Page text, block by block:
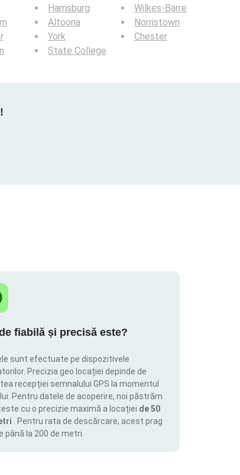
Harrisburg
Altoona
York
State College
Wilkes-Barre
Norristown
Chester
fiabilă și precisă este?
sunt efectuate pe dispozitivele
Precizia geo locației depinde de
recepției semnalului GPS la momentul
Pentru datele de acoperire, noi păstrăm
cu o precizie maximă a locației de 50
. Pentru rata de descărcare, acest prag
până la 200 de metri.